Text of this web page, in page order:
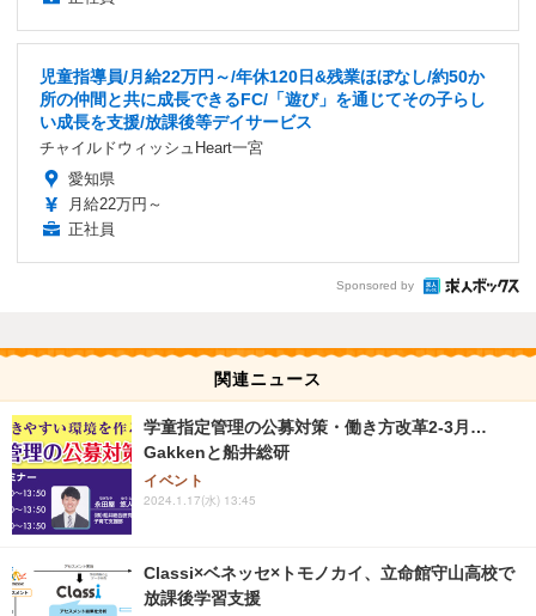
児童指導員/月給22万円～/年休120日&残業ほぼなし/約50か
所の仲間と共に成長できるFC/「遊び」を通じてその子らし
い成長を支援/放課後等デイサービス
チャイルドウィッシュHeart一宮
愛知県
月給22万円～
正社員
Sponsored by
関連ニュース
学童指定管理の公募対策・働き方改革2-3月…
Gakkenと船井総研
イベント
2024.1.17(水) 13:45
Classi×ベネッセ×トモノカイ、立命館守山高校で
放課後学習支援